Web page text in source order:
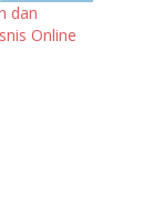
dan
Online